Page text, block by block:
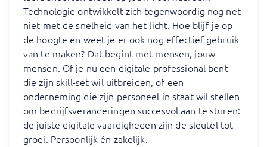
Technologie ontwikkelt zich tegenwoordig nog net
niet met de snelheid van het licht. Hoe blijf je op
de hoogte en weet je er ook nog effectief gebruik
van te maken? Dat begint met mensen, jouw
mensen. Of je nu een digitale professional bent
die zijn skill-set wil uitbreiden, of een
onderneming die zijn personeel in staat wil stellen
om bedrijfsveranderingen succesvol aan te sturen:
de juiste digitale vaardigheden zijn de sleutel tot
groei. Persoonlijk én zakelijk.